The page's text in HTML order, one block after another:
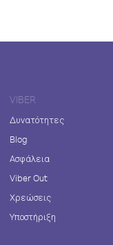
VIBER
Δυνατότητες
Blog
Ασφάλεια
Viber Out
Χρεώσεις
Υποστήριξη